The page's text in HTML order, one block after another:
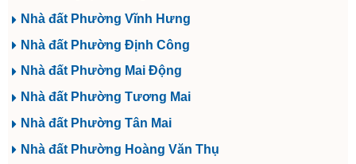
Nhà đất Phường Vĩnh Hưng
Nhà đất Phường Định Công
Nhà đất Phường Mai Động
Nhà đất Phường Tương Mai
Nhà đất Phường Tân Mai
Nhà đất Phường Hoàng Văn Thụ